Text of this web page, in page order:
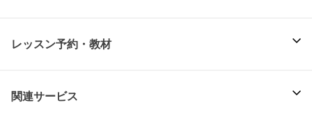
レッスン予約・教材
関連サービス